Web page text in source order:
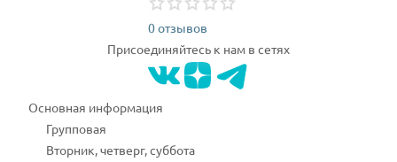
0 отзывов
Присоединяйтесь к нам в сетях
Основная информация
Групповая
Вторник, четверг, суббота